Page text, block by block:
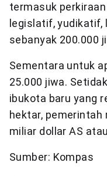
termasuk
legislatif,
sebanyak 200.000
Sementara untuk
25.000 jiwa.
ibukota baru yang
hektar, pemerintah
miliar dollar AS
Sumber: Kompas